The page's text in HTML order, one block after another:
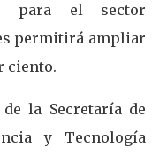
para el sector
permitirá ampliar
ciento.
la Secretaría de
y Tecnología